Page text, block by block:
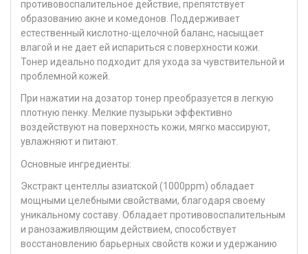
противовоспалительное действие, препятствует
образованию акне и комедонов. Поддерживает
естественный кислотно-щелочной баланс, насыщает
влагой и не дает ей испариться с поверхности кожи.
Тонер идеально подходит для ухода за чувствительной и
проблемной кожей.
При нажатии на дозатор тонер преобразуется в легкую
плотную пенку. Мелкие пузырьки эффективно
воздействуют на поверхность кожи, мягко массируют,
увлажняют и питают.
Основные ингредиенты:
Экстракт центеллы азиатской (1000ppm) обладает
мощными целебными свойствами, благодаря своему
уникальному составу. Обладает противовоспалительным
и ранозаживляющим действием, способствует
восстановлению барьерных свойств кожи и удержанию